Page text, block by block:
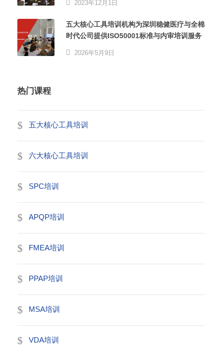
2023年12月1日
五大核心工具培训机构为深圳稳健医疗与全棉
时代公司提供ISO50001标准与内审培训服务
2026年5月9日
热门课程
五大核心工具培训
六大核心工具培训
SPC培训
APQP培训
FMEA培训
PPAP培训
MSA培训
VDA培训